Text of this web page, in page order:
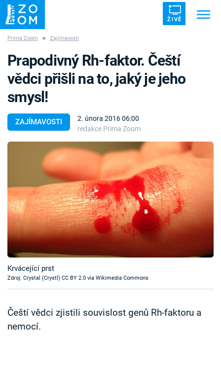
ŽIVĚ
ZÁHADY VETŘELCI DÁVNOVĚKU
Témata
Témata
Pořady
TV Program
Časopis
Sledujte prima+
Sledujte nás
Prima Zoom ■ Zajímavosti
ZAJÍMAVOSTI
2. února 2016 06:00
redakce Prima Zoom
Prapodivný Rh-faktor. Čeští
vědci přišli na to, jaký je jeho
smysl!
Krvácející prst
Zdroj: Crystal (Crystl) CC BY 2.0 via Wikimedia Commons
Čeští vědci zjistili souvislost genů Rh-faktoru a
nemocí.